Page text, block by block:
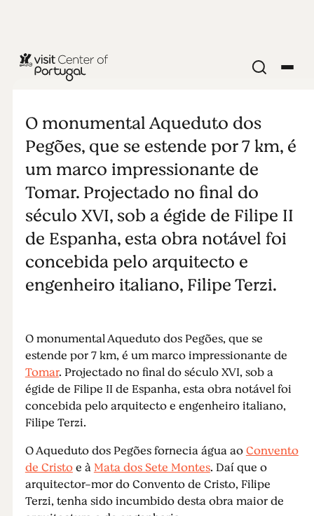
NATUREZA E AR LIVRE
Aqueduto
dos Pegões
O monumental Aqueduto dos
Pegões, que se estende por 7 km, é
um marco impressionante de
Tomar. Projectado no final do
século XVI, sob a égide de Filipe II
de Espanha, esta obra notável foi
concebida pelo arquitecto e
engenheiro italiano, Filipe Terzi.
O monumental Aqueduto dos Pegões, que se
estende por 7 km, é um marco impressionante de
Tomar. Projectado no final do século XVI, sob a
égide de Filipe II de Espanha, esta obra notável foi
concebida pelo arquitecto e engenheiro italiano,
Filipe Terzi.
O Aqueduto dos Pegões fornecia água aoConvento
de Cristoe àMata dos Sete Montes. Daí que o
arquitector-mor do Convento de Cristo, Filipe
Terzi, tenha sido incumbido desta obra maior de